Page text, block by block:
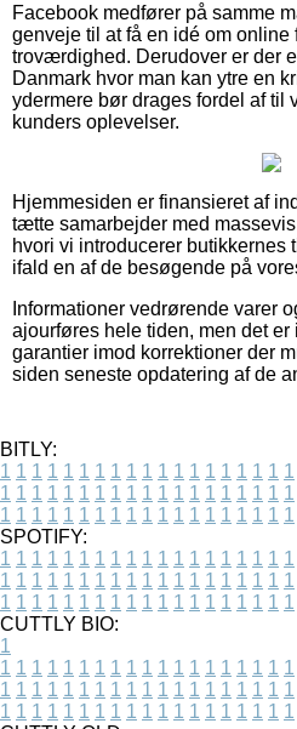
Facebook medfører på samme
genveje til at få en idé om online
troværdighed. Derudover er der
Danmark hvor man kan ytre en
ydermere bør drages fordel af til
kunders oplevelser.
Hjemmesiden er finansieret af
tætte samarbejder med
hvori vi introducerer butikkernes
ifald en af de besøgende på
Informationer vedrørende varer
ajourføres hele tiden, men det
garantier imod korrektioner der
siden seneste opdatering af de
BITLY:
1 1 1 1 1 1 1 1 1 1 1 1 1 1 1 1 1 1 1
1 1 1 1 1 1 1 1 1 1 1 1 1 1 1 1 1 1 1
1 1 1 1 1 1 1 1 1 1 1 1 1 1 1 1 1 1 1
SPOTIFY:
1 1 1 1 1 1 1 1 1 1 1 1 1 1 1 1 1 1 1
1 1 1 1 1 1 1 1 1 1 1 1 1 1 1 1 1 1 1
1 1 1 1 1 1 1 1 1 1 1 1 1 1 1 1 1 1 1
CUTTLY BIO:
1
1 1 1 1 1 1 1 1 1 1 1 1 1 1 1 1 1 1 1
1 1 1 1 1 1 1 1 1 1 1 1 1 1 1 1 1 1 1
1 1 1 1 1 1 1 1 1 1 1 1 1 1 1 1 1 1 1